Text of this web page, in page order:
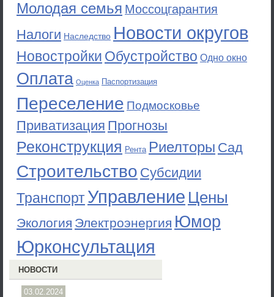
Молодая семья Моссоцгарантия
Налоги Наследство Новости округов
Новостройки Обустройство Одно окно
Оплата Оценка Паспортизация
Переселение Подмосковье
Приватизация Прогнозы
Реконструкция Рента Риелторы Сад
Строительство Субсидии
ТранспортУправление Цены
Экология Электроэнергия Юмор
Юрконсультация
НОВОСТИ
03.02.2024